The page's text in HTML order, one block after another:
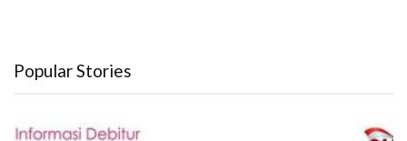
Popular Stories